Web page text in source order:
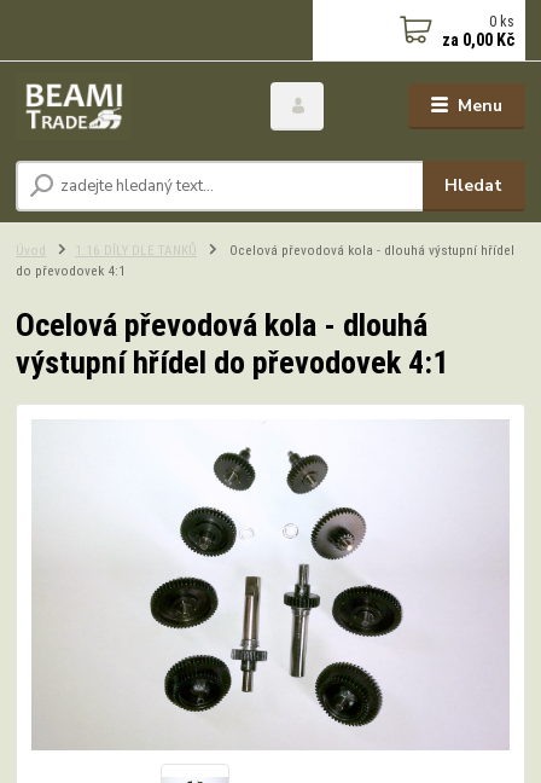
Menu
Hledat
0 ks
za 0,00 Kč
Úvod 1:16 DÍLY DLE TANKŮ
Ocelová převodová kola - dlouhá výstupní hřídel
do převodovek 4:1
Ocelová převodová kola - dlouhá
výstupní hřídel do převodovek 4:1